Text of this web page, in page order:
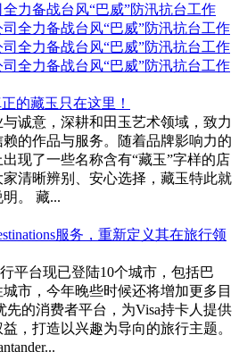
力备战台风“巴威”防汛抗台工作
的藏玉只在这里！
诚意，深耕和田玉艺术领域，致力
的作品与服务。随着品牌影响力的
现了一些名称含有“藏玉”字样的店
清晰辨别、安心选择，藏玉特此就
。 藏...
服务，重新定义其在旅行领
平台现已登陆10个城市，包括巴
市，今年晚些时候还将增加更多目
先的消费者平台，为Visa持卡人提供
，打造以兴趣为导向的旅行主题。